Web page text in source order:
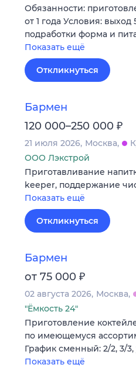
Обязанности:
от 1 года Условия:
подработки форма и
Показать ещё
Откликнуться
Бармен
120 000–250 000 ₽
21 июля 2026 Москва
ООО Лэкстрой
Приготавливание
keeper, поддержание
Показать ещё
Откликнуться
Бармен
от 75 000 ₽
02 августа 2026 Москва
"Ёмкость 24"
Приготовление
по имеющемуся
График сменный: 2/2, 3/
Показать ещё